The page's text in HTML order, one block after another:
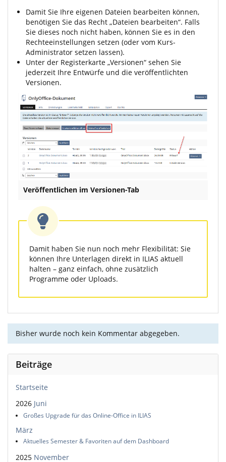
Damit Sie Ihre eigenen Dateien bearbeiten können,
benötigen Sie das Recht „Dateien bearbeiten“. Falls
Sie dieses noch nicht haben, können Sie es in den
Rechteeinstellungen setzen (oder vom Kurs-
Administrator setzen lassen).
Unter der Registerkarte „Versionen“ sehen Sie
jederzeit Ihre Entwürfe und die veröffentlichten
Versionen.
Veröffentlichen im Versionen-Tab
Damit haben Sie nun noch mehr Flexibilität: Sie
können Ihre Unterlagen direkt in ILIAS aktuell
halten – ganz einfach, ohne zusätzlich
Programme oder Uploads.
Bisher wurde noch kein Kommentar abgegeben.
Beiträge
Startseite
2026 Juni
Großes Upgrade für das Online-Office in ILIAS
März
Aktuelles Semester & Favoriten auf dem Dashboard
2025 November